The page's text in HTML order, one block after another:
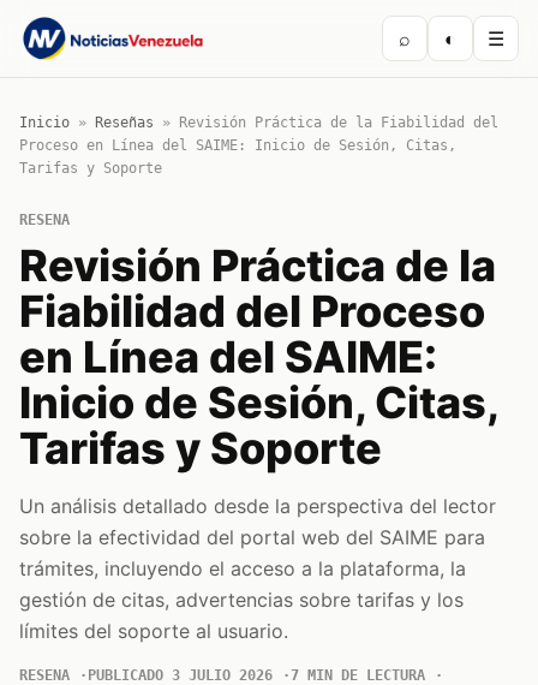
⌕ ◐ ☰
Inicio » Reseñas »
Revisión Práctica de la Fiabilidad del
Proceso en Línea del SAIME: Inicio de Sesión, Citas,
Tarifas y Soporte
RESENA
Revisión Práctica de la
Fiabilidad del Proceso
en Línea del SAIME:
Inicio de Sesión, Citas,
Tarifas y Soporte
Un análisis detallado desde la perspectiva del lector
sobre la efectividad del portal web del SAIME para
trámites, incluyendo el acceso a la plataforma, la
gestión de citas, advertencias sobre tarifas y los
límites del soporte al usuario.
RESENA PUBLICADO 3 JULIO 2026
7 MIN DE LECTURA